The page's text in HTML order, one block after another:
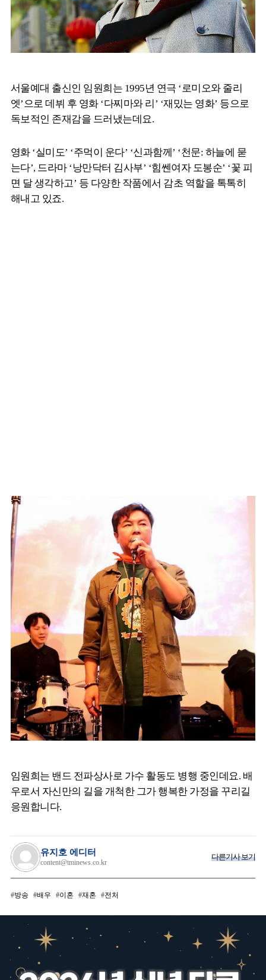
서울예대 출신인 임원희는 1995년 연극 ‘로미오와 줄리
엣’으로 데뷔 후 영화 ‘다찌마와 리’ ‘재밌는 영화’ 등으로
독보적인 존재감을 드러냈는데요.
영화 ‘실미도’ ‘주먹이 운다’ ‘신과함께’ ‘천문: 하늘에 묻
는다’, 드라마 ‘낭만닥터 김사부’ ‘힘쎈여자 도봉순’ ‘꽃 피
면 달 생각하고’ 등 다양한 작품에서 감초 역할을 톡톡히
해내고 있죠.
임원희는 밴드 전파상사로 가수 활동도 병행 중인데요. 배
우로서 자신만의 길을 개척한 그가 행복한 가정을 꾸리길
응원합니다.
유지호 에디터
content@tminews.co.kr
다른기사 보기
방송 배우 이혼 재혼 전처